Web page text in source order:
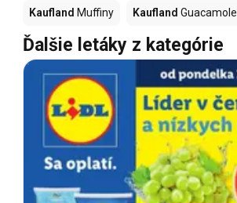
Kaufland Muffiny Kaufland Guacamole
Ďalšie letáky z kategórie